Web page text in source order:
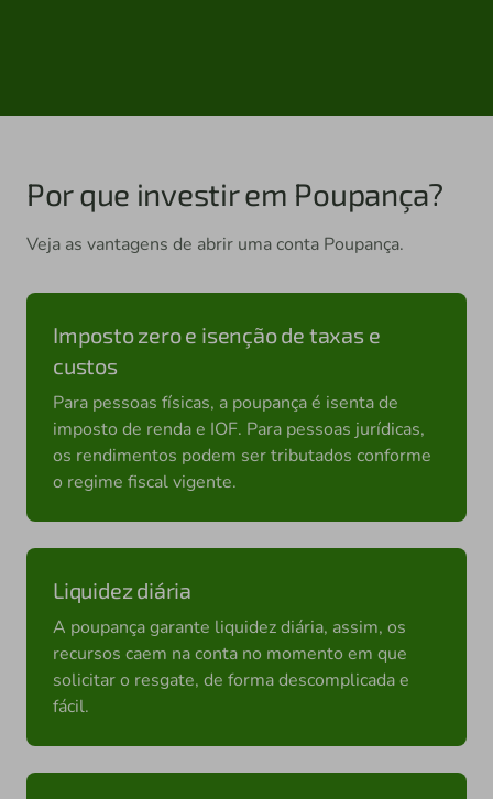
Por que investir em Poupança?
Veja as vantagens de abrir uma conta Poupança.
Imposto zero e isenção de taxas e
custos
Para pessoas físicas, a poupança é isenta de
imposto de renda e IOF. Para pessoas jurídicas,
os rendimentos podem ser tributados conforme
o regime fiscal vigente.
Liquidez diária
A poupança garante liquidez diária, assim, os
recursos caem na conta no momento em que
solicitar o resgate, de forma descomplicada e
fácil.